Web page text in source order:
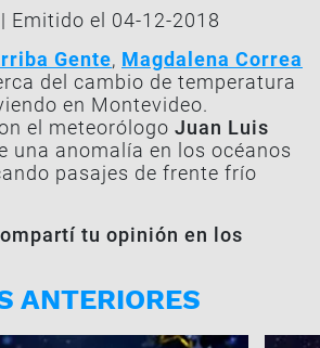
| Emitido el 04-12-2018
Gente, Magdalena Correa
del cambio de temperatura
en Montevideo.
el meteorólogo Juan Luis
una anomalía en los océanos
pasajes de frente frío
tu opinión en los
ANTERIORES